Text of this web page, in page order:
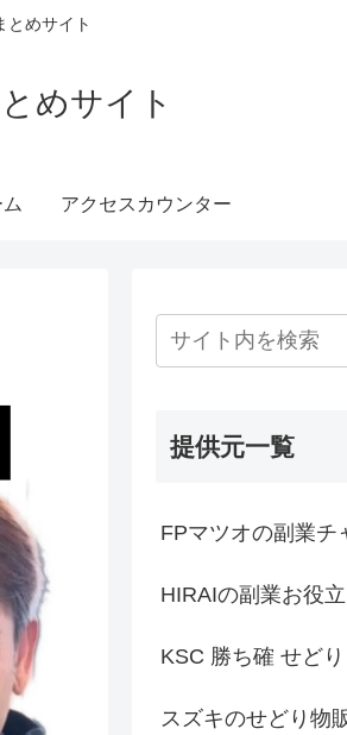
とめサイト
めサイト
アクセスカウンター
提供元一覧
FPマツオの副業チ
HIRAIの副業お役
KSC 勝ち確 せど
スズキのせどり物